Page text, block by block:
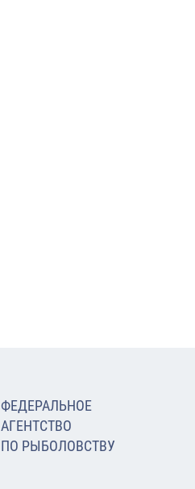
ФЕДЕРАЛЬНОЕ
АГЕНТСТВО
ПО РЫБОЛОВСТВУ